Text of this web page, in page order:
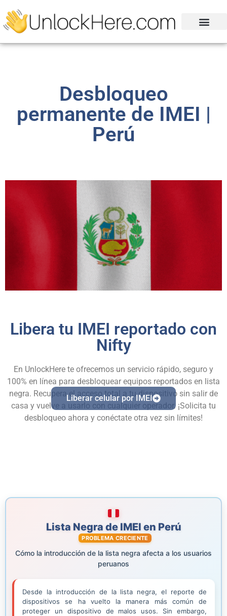
Desbloqueo
permanente de IMEI |
Perú
Libera tu IMEI reportado con
Nifty
En UnlockHere te ofrecemos un servicio rápido, seguro y
100% en línea para desbloquear equipos reportados en lista
negra. Recupera el acceso total a tu dispositivo sin salir de
casa y vuelve a usarlo con cualquier operador. ¡Solicita tu
desbloqueo ahora y conéctate otra vez sin límites!
Liberar celular por IMEI
Lista Negra de IMEI en Perú
PROBLEMA CRECIENTE
Cómo la introducción de la lista negra afecta a los usuarios
peruanos
Desde la introducción de la lista negra, el reporte de
dispositivos se ha vuelto la manera más común de
proteger un dispositivo de malos usos. Sin embargo,